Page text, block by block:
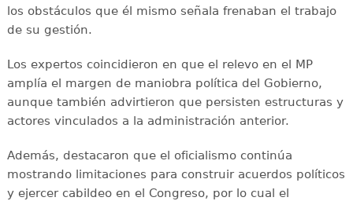
los obstáculos que él mismo señala frenaban el trabajo
de su gestión.
Los expertos coincidieron en que el relevo en el MP
amplía el margen de maniobra política del Gobierno,
aunque también advirtieron que persisten estructuras y
actores vinculados a la administración anterior.
Además, destacaron que el oficialismo continúa
mostrando limitaciones para construir acuerdos políticos
y ejercer cabildeo en el Congreso, por lo cual el